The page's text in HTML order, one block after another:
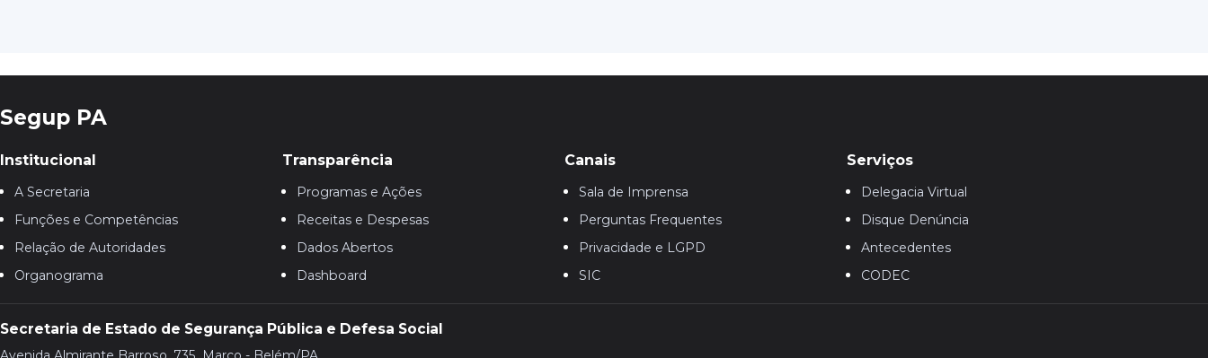
Segup PA
Institucional
A Secretaria
Funções e Competências
Relação de Autoridades
Organograma
Transparência
Programas e Ações
Receitas e Despesas
Dados Abertos
Dashboard
Canais
Sala de Imprensa
Perguntas Frequentes
Privacidade e LGPD
SIC
Serviços
Delegacia Virtual
Disque Denúncia
Antecedentes
CODEC
Secretaria de Estado de Segurança Pública e Defesa Social
Avenida Almirante Barroso, 735, Marco - Belém/PA